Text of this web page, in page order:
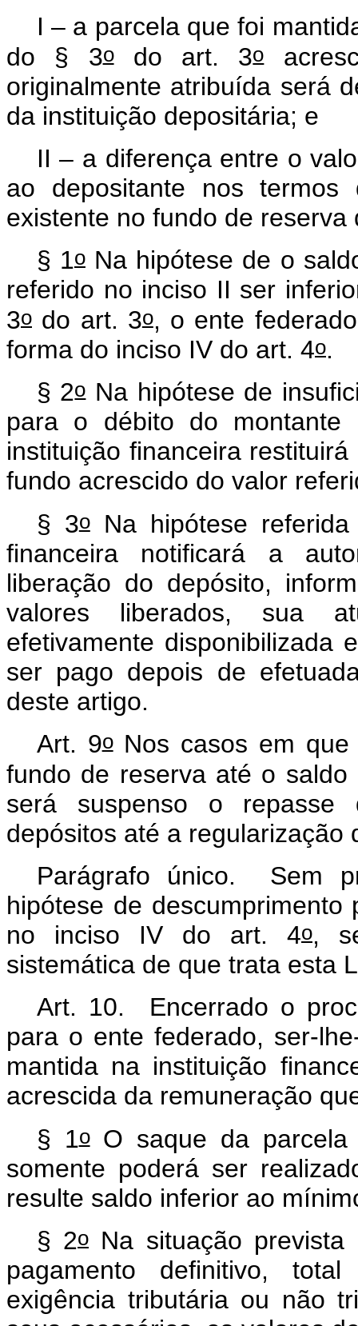
I – a parcela que foi
do § 3odo art. 3o
originalmente atribuída será
da instituição depositária; e
II – a diferença entre o
ao depositante nos
existente no fundo de reserva
§ 1oNa hipótese de o
referido no inciso II ser
3o do art. 3o, o ente
forma do inciso IV do art. 4o.
§ 2oNa hipótese de
para o débito do
instituição financeira
fundo acrescido do valor
§ 3oNa hipótese
financeira notificará a
liberação do depósito,
valores liberados, sua
efetivamente disponibilizada
ser pago depois de
deste artigo.
Art. 9oNos casos em que
fundo de reserva até o
será suspenso o repasse
depósitos até a regularização
Parágrafo único. Sem
hipótese de
no inciso IV do art. 4o,
sistemática de que trata esta
Art. 10. Encerrado o
para o ente federado, ser-
mantida na instituição
acrescida da remuneração
§ 1oO saque da
somente poderá ser
resulte saldo inferior ao
§ 2o Na situação
pagamento definitivo,
exigência tributária ou não